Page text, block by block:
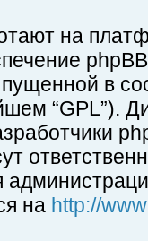
на
в
“GPL”).
на http://